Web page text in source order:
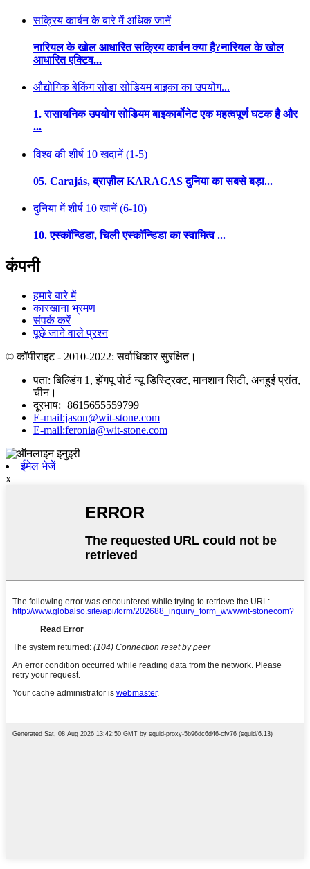
सक्रिय कार्बन के बारे में अधिक जानें
नारियल के खोल आधारित सक्रिय कार्बन क्या है?नारियल के खोल
आधारित एक्टिव...
औद्योगिक बेकिंग सोडा सोडियम बाइका का उपयोग...
1. रासायनिक उपयोग सोडियम बाइकार्बोनेट एक महत्वपूर्ण घटक है और
...
विश्व की शीर्ष 10 खदानें (1-5)
05. Carajás, ब्राज़ील KARAGAS दुनिया का सबसे बड़ा...
दुनिया में शीर्ष 10 खानें (6-10)
10. एस्कॉन्डिडा, चिली एस्कॉन्डिडा का स्वामित्व ...
कंपनी
हमारे बारे में
कारखाना भ्रमण
संपर्क करें
पूछे जाने वाले प्रश्न
© कॉपीराइट - 2010-2022: सर्वाधिकार सुरक्षित।
पता: बिल्डिंग 1, झेंगपू पोर्ट न्यू डिस्ट्रिक्ट, मानशान सिटी, अनहुई प्रांत,
चीन।
दूरभाष:+8615655559799
E-mail:jason@wit-stone.com
E-mail:feronia@wit-stone.com
ईमेल भेजें
x